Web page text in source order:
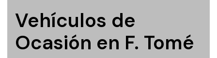
Vehículos de
Ocasión en F. Tomé